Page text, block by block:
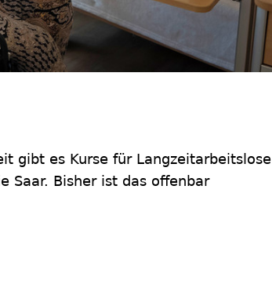
gibt es Kurse für Langzeitarbeitslose
Saar. Bisher ist das offenbar